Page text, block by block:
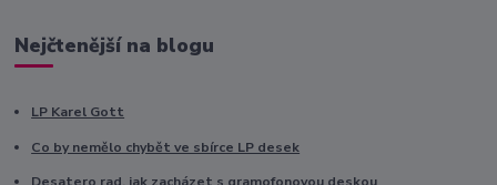
Nejčtenější na blogu
LP Karel Gott
Co by nemělo chybět ve sbírce LP desek